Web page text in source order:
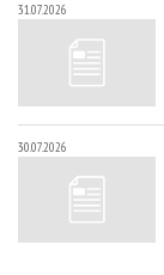
31.07.2026
30.07.2026